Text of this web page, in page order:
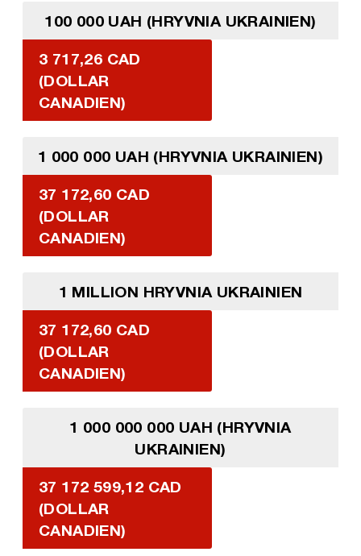
100 000 UAH (HRYVNIA UKRAINIEN)
3 717,26 CAD
(DOLLAR
CANADIEN)
1 000 000 UAH (HRYVNIA UKRAINIEN)
37 172,60 CAD
(DOLLAR
CANADIEN)
1 MILLION HRYVNIA UKRAINIEN
37 172,60 CAD
(DOLLAR
CANADIEN)
1 000 000 000 UAH (HRYVNIA
UKRAINIEN)
37 172 599,12 CAD
(DOLLAR
CANADIEN)